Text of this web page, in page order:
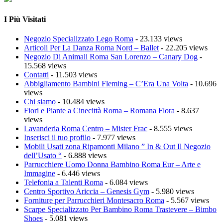
I Più Visitati
Negozio Specializzato Lego Roma - 23.133 views
Articoli Per La Danza Roma Nord – Ballet - 22.205 views
Negozio Di Animali Roma San Lorenzo – Canary Dog -
15.568 views
Contatti - 11.503 views
Abbigliamento Bambini Fleming – C’Era Una Volta - 10.696
views
Chi siamo - 10.484 views
Fiori e Piante a Cinecittà Roma – Romana Flora - 8.637
views
Lavanderia Roma Centro – Mister Frac - 8.555 views
Inserisci il tuo profilo - 7.977 views
Mobili Usati zona Ripamonti Milano ” In & Out Il Negozio
dell’Usato “ - 6.888 views
Parrucchiere Uomo Donna Bambino Roma Eur – Arte e
Immagine - 6.446 views
Telefonia a Talenti Roma - 6.084 views
Centro Sportivo Ariccia – Genesis Gym - 5.980 views
Forniture per Parrucchieri Montesacro Roma - 5.567 views
Scarpe Specializzato Per Bambino Roma Trastevere – Bimbo
Shoes - 5.081 views